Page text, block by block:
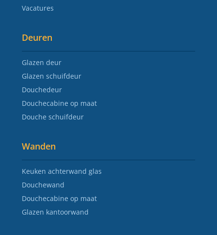
Vacatures
Deuren
Glazen deur
Glazen schuifdeur
Douchedeur
Douchecabine op maat
Douche schuifdeur
Wanden
Keuken achterwand glas
Douchewand
Douchecabine op maat
Glazen kantoorwand